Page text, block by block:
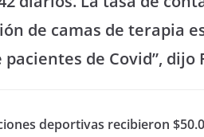
de camas de terapia
pacientes de Covid”,
deportivas recibieron